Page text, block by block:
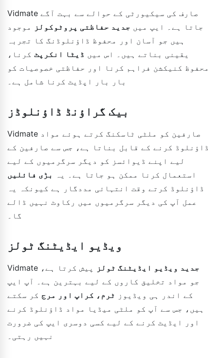
Vidmate صارف کی سیکیورٹی کے حوالے سے بہت آگے
جاتا ہے۔ ایپ میں جدید حفاظتی پروٹوکولز
موجود
ہیں جو آسان اور محفوظ ڈاؤنلوڈنگ کا تجربہ
یقینی بناتے ہیں۔ اس میں ڈیٹا انکرپٹ کرنا،
محفوظ کنیکشن فراہم کرنا اور حفاظتی خصوصیات کو
بار بار اپڈیٹ کرنا شامل ہے۔
بیک گراؤنڈ ڈاؤنلوڈز
Vidmate صارفین کو ملٹی ٹاسکنگ کرتے ہوئے مواد
ڈاؤنلوڈ کرنے کے قابل بناتا ہے، جس سے صارفین کے
لیے اپنے ڈیوائسز کو دیگر سرگرمیوں کے لیے
استعمال کرنا ممکن ہو جاتا ہے۔ یہ
بڑی فائلیں
ڈاؤنلوڈ کرتے وقت انتہائی مددگار ہے کیونکہ یہ
عمل آپ کی دیگر سرگرمیوں میں رکاوٹ نہیں ڈالے
گا۔
ویڈیو ایڈیٹنگ ٹولز
Vidmate جدید ویڈیو ایڈیٹنگ ٹولز
پیش کرتا ہے،
جو مواد تخلیق کاروں کے لیے بہترین ہے۔ آپ ایپ
کے اندر ہی ویڈیوز ٹرم، کراپ اور مرج کر سکتے
ہیں، جس سے آپ کو ملٹی میڈیا مواد ڈاؤنلوڈ کرنے
اور ایڈیٹ کرنے کے لیے کسی دوسری ایپ کی ضرورت
نہیں رہتی۔